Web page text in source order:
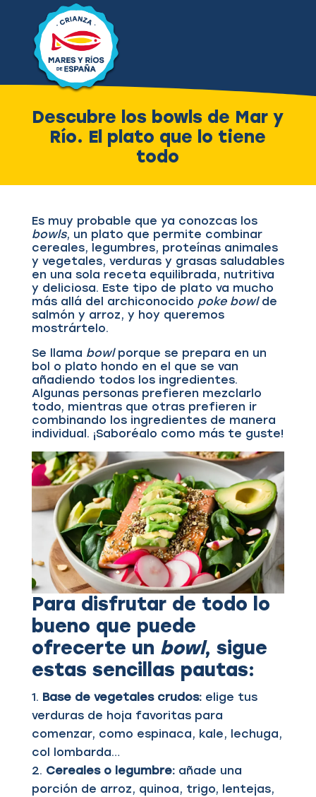
Descubre los bowls de Mar y
Río. El plato que lo tiene
todo
Es muy probable que ya conozcas los
bowls, un plato que permite combinar
cereales, legumbres, proteínas animales
y vegetales, verduras y grasas saludables
en una sola receta equilibrada, nutritiva
y deliciosa. Este tipo de plato va mucho
más allá del archiconocido poke bowlde
salmón y arroz, y hoy queremos
mostrártelo.
Se llama bowlporque se prepara en un
bol o plato hondo en el que se van
añadiendo todos los ingredientes.
Algunas personas prefieren mezclarlo
todo, mientras que otras prefieren ir
combinando los ingredientes de manera
individual. ¡Saboréalo como más te guste!
Para disfrutar de todo lo
bueno que puede
ofrecerte un bowl, sigue
estas sencillas pautas:
Base de vegetales crudos:elige tus
verduras de hoja favoritas para
comenzar, como espinaca, kale, lechuga,
col lombarda…
Cereales o legumbre:añade una
porción de arroz, quinoa, trigo, lentejas,